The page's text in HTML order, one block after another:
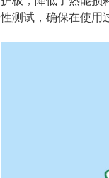
性测试，确保在使用